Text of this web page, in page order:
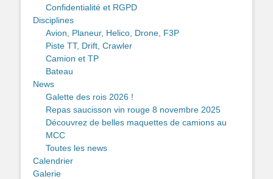
Confidentialité et RGPD
Disciplines
Avion, Planeur, Helico, Drone, F3P
Piste TT, Drift, Crawler
Camion et TP
Bateau
News
Galette des rois 2026 !
Repas saucisson vin rouge 8 novembre 2025
Découvrez de belles maquettes de camions au
MCC
Toutes les news
Calendrier
Galerie